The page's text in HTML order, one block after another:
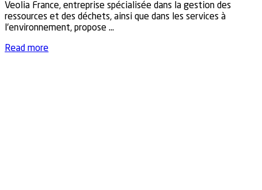
Veolia France, entreprise spécialisée dans la gestion des
ressources et des déchets, ainsi que dans les services à
l'environnement, propose ...
Read moreDetails